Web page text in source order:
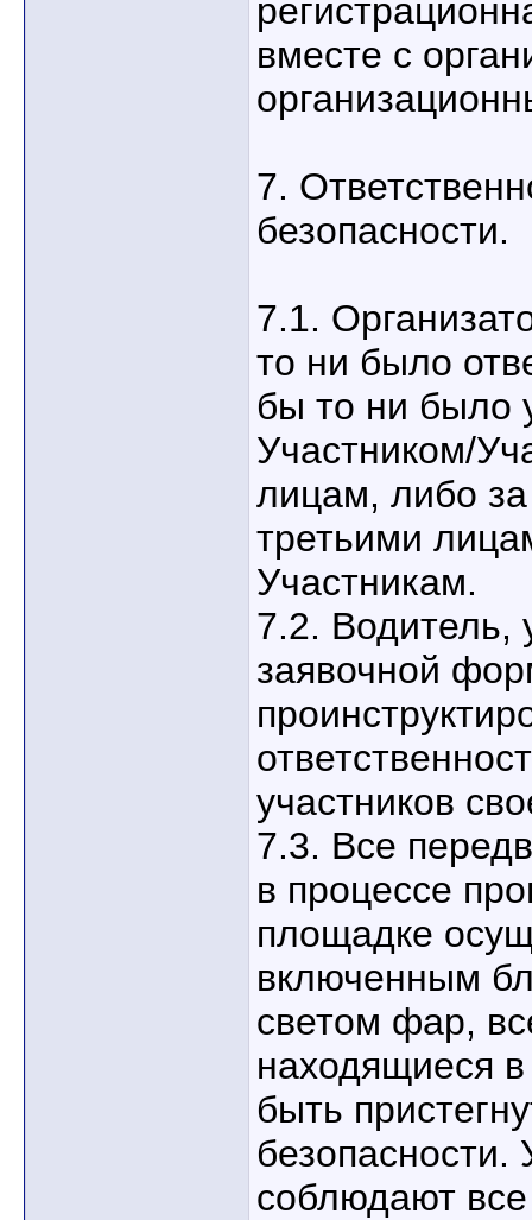
вместе с
7.
безопасности.
7.1.
то ни было
бы то ни было
Участником/
лицам, либо
третьими
Участникам.
7.2. Водитель,
заявочной
участников
7.3. Все
в процессе
площадке
включенным
светом фар,
находящиеся
быть
безопасности.
соблюдают